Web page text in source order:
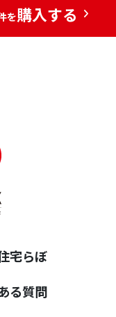
を購入する
宅らぼ
る質問